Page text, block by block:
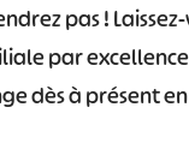
pas !
par
dès à présent